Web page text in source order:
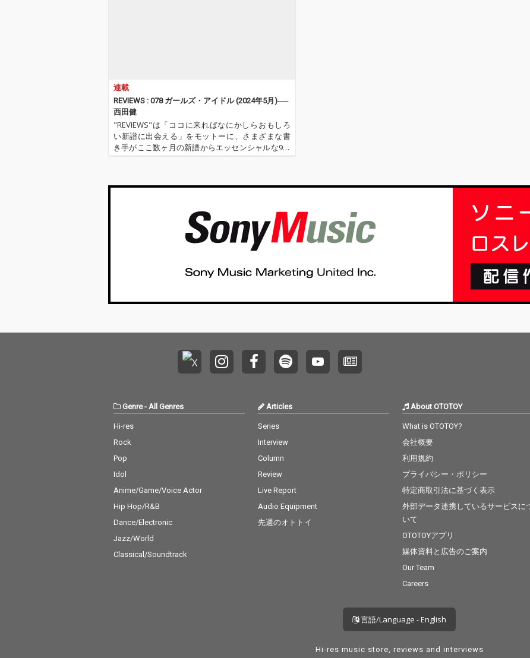
連載
REVIEWS : 078 ガールズ・アイドル (2024年5月)──
西田健
"REVIEWS"は「ココに来ればなにかしらおもしろ
い新譜に出会える」をモットーに、さまざまな書
き手がここ数ヶ月の新譜からエッセンシャルな9枚
を選びレヴューする本コーナー。今回はOTOTOY編
Genre- All Genres
Hi-res
Rock
Pop
Idol
Anime/Game/Voice Actor
Hip Hop/R&B
Dance/Electronic
Jazz/World
Classical/Soundtrack
Articles
Series
Interview
Column
Review
Live Report
Audio Equipment
先週のオトトイ
About OTOTOY
What is OTOTOY?
会社概要
利用規約
プライバシー・ポリシー
特定商取引法に基づく表示
外部データ連携しているサービスに
いて
OTOTOYアプリ
媒体資料と広告のご案内
Our Team
Careers
言語/Language - English
Hi-res music store, reviews and interviews